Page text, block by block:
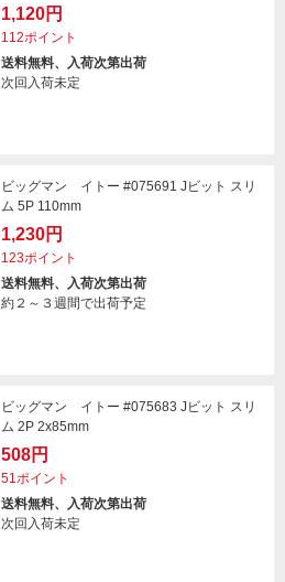
1,120円
112ポイント
送料無料、入荷次第出荷
次回入荷未定
ビッグマン イトー #075691 Jビット スリ
ム 5P 110mm
1,230円
123ポイント
送料無料、入荷次第出荷
約２～３週間で出荷予定
ビッグマン イトー #075683 Jビット スリ
ム 2P 2x85mm
508円
51ポイント
送料無料、入荷次第出荷
次回入荷未定